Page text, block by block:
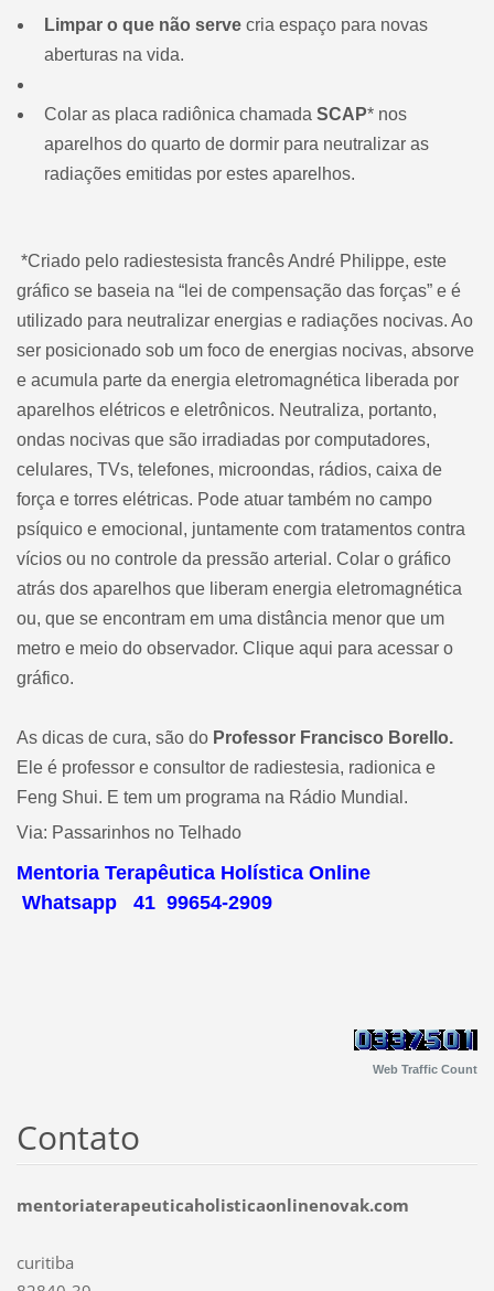
Limpar o que não servecria espaço para novas
aberturas na vida.
Colar as placa radiônica chamada SCAP* nos
aparelhos do quarto de dormir para neutralizar as
radiações emitidas por estes aparelhos.
*Criado pelo radiestesista francês André Philippe, este
gráfico se baseia na “lei de compensação das forças” e é
utilizado para neutralizar energias e radiações nocivas. Ao
ser posicionado sob um foco de energias nocivas, absorve
e acumula parte da energia eletromagnética liberada por
aparelhos elétricos e eletrônicos. Neutraliza, portanto,
ondas nocivas que são irradiadas por computadores,
celulares, TVs, telefones, microondas, rádios, caixa de
força e torres elétricas. Pode atuar também no campo
psíquico e emocional, juntamente com tratamentos contra
vícios ou no controle da pressão arterial. Colar o gráfico
atrás dos aparelhos que liberam energia eletromagnética
ou, que se encontram em uma distância menor que um
metro e meio do observador. Clique aqui para acessar o
gráfico.
As dicas de cura, são do Professor Francisco Borello.
Ele é professor e consultor de radiestesia, radionica e
Feng Shui. E tem um programa na Rádio Mundial.
Via: Passarinhos no Telhado
Mentoria Terapêutica Holística Online
Whatsapp 41 99654-2909
Web Traffic Count
Contato
mentoriaterapeuticaholisticaonlinenovak.com
curitiba